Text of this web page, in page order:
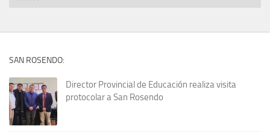
SAN ROSENDO:
Director Provincial de Educación realiza visita
protocolar a San Rosendo